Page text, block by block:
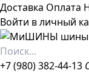
Доставка Оплата
Войти в личный
+7 (980) 382-44-13